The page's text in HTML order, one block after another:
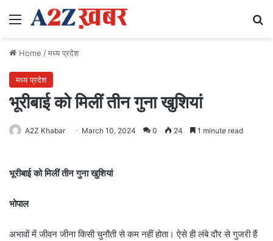
Menu
Home /मध्य प्रदेश
मध्य प्रदेश
भूरीबाई को मिलीं तीन गुना खुशियां
A2Z Khabar March 10, 2024 0 24 1 minute read
भूरीबाई को मिलीं तीन गुना खुशियां
भोपाल
अभावों में जीवन जीना किसी चुनौती से कम नहीं होता। ऐसे ही लंबे दौर से गुजरी हैं